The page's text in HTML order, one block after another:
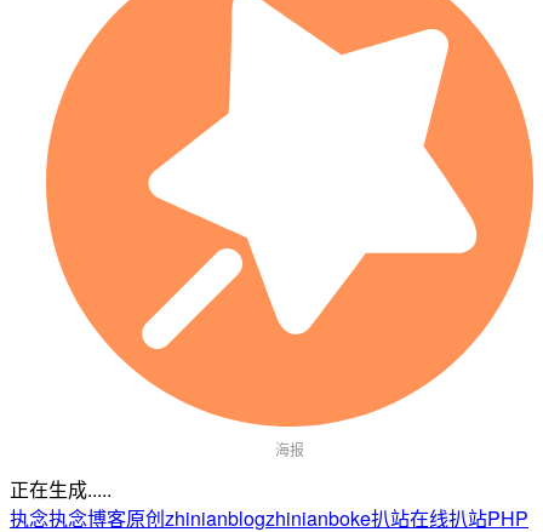
海报
正在生成.....
执念执念博客原创zhinianblogzhinianboke扒站在线扒站PHP